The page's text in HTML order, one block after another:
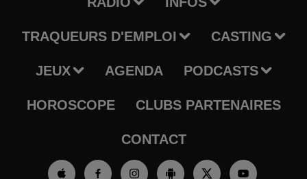
TRAQUEURS D'EMPLOI CASTING
JEUX AGENDA PODCASTS
HOROSCOPE CLUBS PARTENAIRES
CONTACT